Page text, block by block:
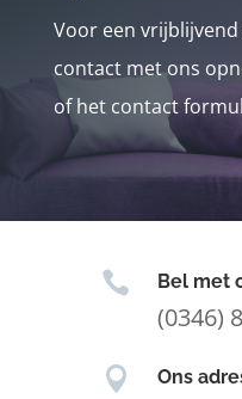
Voor een
contact met ons
of het contact
 Bel met
(0346)
 Ons